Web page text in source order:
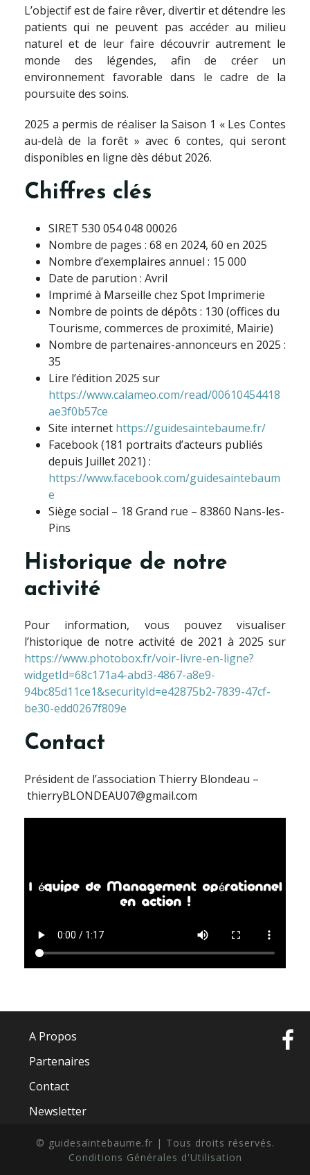
L’objectif est de faire rêver, divertir et détendre les
patients qui ne peuvent pas accéder au milieu
naturel et de leur faire découvrir autrement le
monde des légendes, afin de créer un
environnement favorable dans le cadre de la
poursuite des soins.
2025 a permis de réaliser la Saison 1 « Les Contes
au-delà de la forêt » avec 6 contes, qui seront
disponibles en ligne dès début 2026.
Chiffres clés
SIRET 530 054 048 00026
Nombre de pages : 68 en 2024, 60 en 2025
Nombre d’exemplaires annuel : 15 000
Date de parution : Avril
Imprimé à Marseille chez Spot Imprimerie
Nombre de points de dépôts : 130 (offices du
Tourisme, commerces de proximité, Mairie)
Nombre de partenaires-annonceurs en 2025 :
35
Lire l’édition 2025 sur
https://www.calameo.com/read/00610454418
ae3f0b57ce
Site internet https://guidesaintebaume.fr/
Facebook (181 portraits d’acteurs publiés
depuis Juillet 2021) :
https://www.facebook.com/guidesaintebaum
e
Siège social – 18 Grand rue – 83860 Nans-les-
Pins
Historique de notre
activité
Pour information, vous pouvez visualiser
l’historique de notre activité de 2021 à 2025 sur
https://www.photobox.fr/voir-livre-en-ligne?
widgetId=68c171a4-abd3-4867-a8e9-
94bc85d11ce1&securityId=e42875b2-7839-47cf-
be30-edd0267f809e
Contact
Président de l’association Thierry Blondeau –
thierryBLONDEAU07@gmail.com
A Propos
Partenaires
Contact
Newsletter
© guidesaintebaume.fr | Tous droits réservés.
Conditions Générales d'Utilisation